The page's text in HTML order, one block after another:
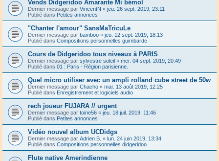
Vends Didgeridoo Amarante Mi bémol
Dernier message par VincentN « jeu. 26 sept. 2019, 23:11
Publié dans Petites annonces
"Chanter l'amour" SansMaTricuLe
Dernier message par bamboo « jeu. 12 sept. 2019, 18:13
Publié dans Compositions personnelles guimbarde
Cours de Didgeridoo tous niveaux à PARIS
Dernier message par sylvestre soleil « mer. 04 sept. 2019, 20:49
Publié dans 01 : Paris - Région parisienne.
Quel micro utiliser avec un ampli rolland cube street de 50w
Dernier message par Chacho « mar. 13 août 2019, 12:25
Publié dans Enregistrement et logiciels audio
rech joueur FUJARA // urgent
Dernier message par toine56 « jeu. 18 juil. 2019, 11:46
Publié dans Petites annonces
Vidéo nouvel album UCDidgs
Dernier message par Adrien B. « lun. 24 juin 2019, 13:34
Publié dans Compositions personnelles didgeridoo
Flute native Amerindienne